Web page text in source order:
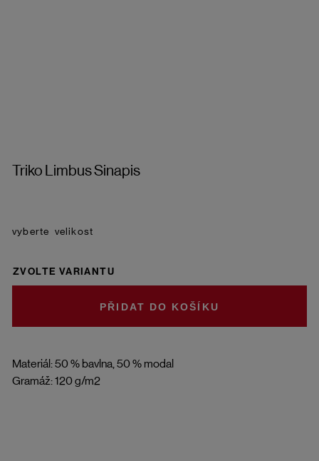
Triko Limbus Sinapis
Materiál: 50 % bavlna, 50 % modal
Gramáž: 120 g/m2
velikost
ZVOLTE VARIANTU
DO KOŠÍKU